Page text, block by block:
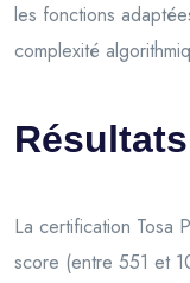
les fonctions
complexité
Résultats
La certification Tosa
score (entre 551 et